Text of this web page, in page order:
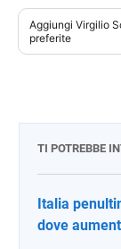
Aggiungi Virgilio
preferite
TI POTREBBE
Italia
dove